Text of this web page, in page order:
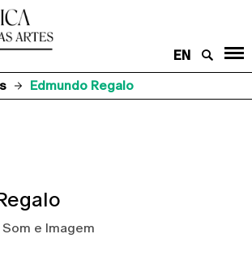
EN
Edmundo Regalo
e Imagem